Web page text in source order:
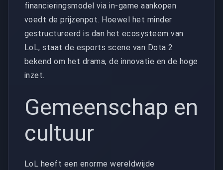
financieringsmodel via in-game aankopen
voedt de prijzenpot. Hoewel het minder
gestructureerd is dan het ecosysteem van
LoL, staat de esports scene van Dota 2
bekend om het drama, de innovatie en de hoge
inzet.
Gemeenschap en
cultuur
LoL heeft een enorme wereldwijde